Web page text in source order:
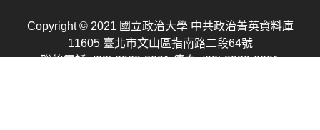
Copyright © 2021 國立政治大學 中共政治菁英資料庫
11605 臺北市文山區指南路二段64號
聯絡電話: (02) 2939-3091 傳真: (02) 2939-0201